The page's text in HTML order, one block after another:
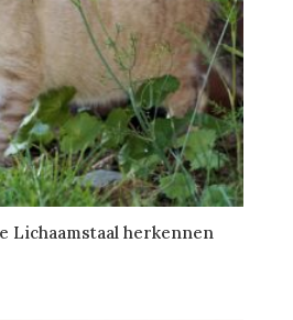
Lichaamstaal herkennen